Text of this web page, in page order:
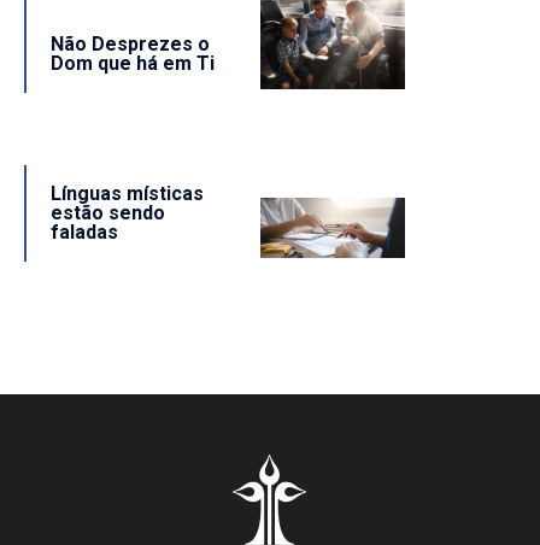
Não Desprezes o
Dom que há em Ti
Línguas místicas
estão sendo
faladas